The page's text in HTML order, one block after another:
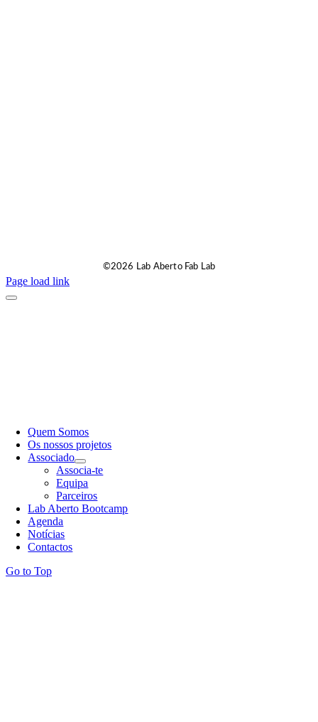
©2026 Lab Aberto Fab Lab
Page load link
Quem Somos
Os nossos projetos
Associado
Associa-te
Equipa
Parceiros
Lab Aberto Bootcamp
Agenda
Notícias
Contactos
Go to Top